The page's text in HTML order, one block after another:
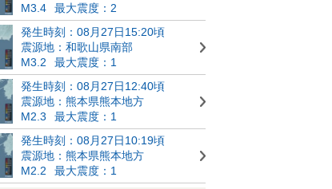
M3.4
最大震度：2
発生時刻：08月27日15:20頃
震源地：和歌山県南部
M3.2
最大震度：1
発生時刻：08月27日12:40頃
震源地：熊本県熊本地方
M2.3
最大震度：1
発生時刻：08月27日10:19頃
震源地：熊本県熊本地方
M2.2
最大震度：1